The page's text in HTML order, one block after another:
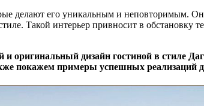
делают его уникальным и неповторимым.
Такой интерьер привносит в
и оригинальный дизайн гостиной в стиле
покажем примеры успешных реализаций